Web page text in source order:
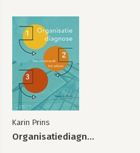
Literatuur
Personenregister
Zakenregister
Karin Prins
Organisatiediagnose